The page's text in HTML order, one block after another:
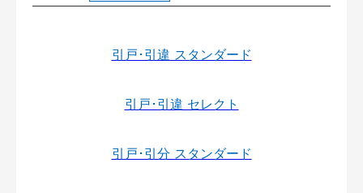
引戸･引違 スタンダード
引戸･引違 セレクト
引戸･引分 スタンダード